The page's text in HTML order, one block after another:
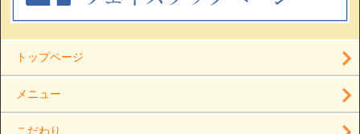
トップページ
メニュー
こだわり